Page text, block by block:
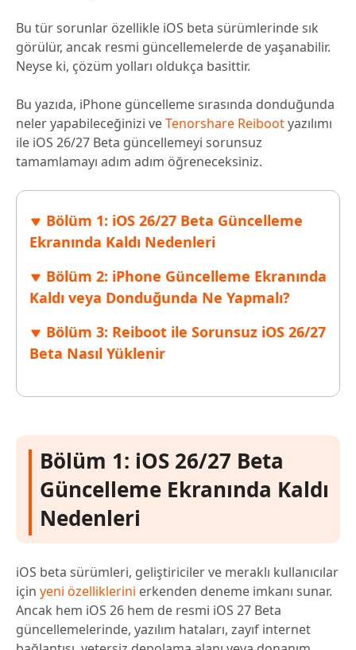
Bu tür sorunlar özellikle iOS beta sürümlerinde sık
görülür, ancak resmi güncellemelerde de yaşanabilir.
Neyse ki, çözüm yolları oldukça basittir.
Bu yazıda, iPhone güncelleme sırasında donduğunda
neler yapabileceğinizi veTenorshare Reibootyazılımı
ile iOS 26/27 Beta güncellemeyi sorunsuz
tamamlamayı adım adım öğreneceksiniz.
Bölüm 1: iOS 26/27 Beta Güncelleme
Ekranında Kaldı Nedenleri
Bölüm 2: iPhone Güncelleme Ekranında
Kaldı veya Donduğunda Ne Yapmalı?
Bölüm 3: Reiboot ile Sorunsuz iOS 26/27
Beta Nasıl Yüklenir
Bölüm 1: iOS 26/27 Beta
Güncelleme Ekranında Kaldı
Nedenleri
iOS beta sürümleri, geliştiriciler ve meraklı kullanıcılar
için yeni özelliklerini erkenden deneme imkanı sunar.
Ancak hem iOS 26 hem de resmi iOS 27 Beta
güncellemelerinde, yazılım hataları, zayıf internet